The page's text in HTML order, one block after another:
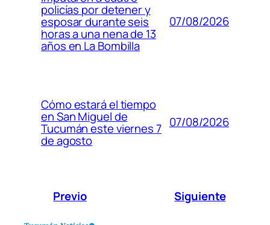
policías por detener y
esposar durante seis
horas a una nena de 13
años en La Bombilla
07/08/2026
Cómo estará el tiempo
en San Miguel de
Tucumán este viernes 7
de agosto
07/08/2026
Previo Siguiente